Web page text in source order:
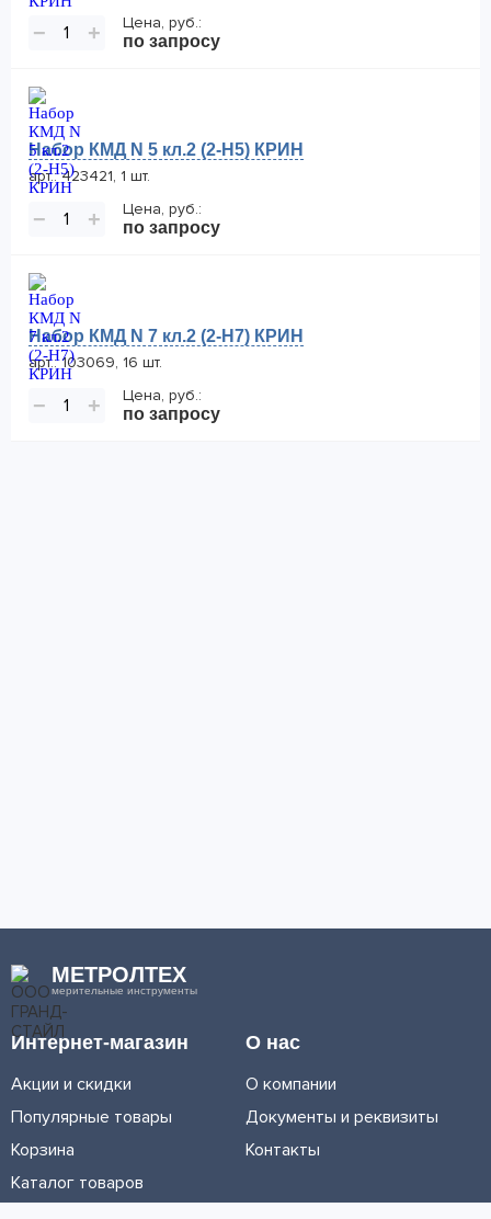
− +
Цена, руб.:
по запросу
Набор КМД N 5 кл.2 (2-Н5) КРИН
арт.: 423421, 1 шт.
− +
Цена, руб.:
по запросу
Набор КМД N 7 кл.2 (2-Н7) КРИН
арт.: 103069, 16 шт.
− +
Цена, руб.:
по запросу
МЕТРОЛТЕХ
мерительные инструменты
Интернет-магазин
Акции и скидки
Популярные товары
Корзина
Каталог товаров
О нас
О компании
Документы и реквизиты
Контакты